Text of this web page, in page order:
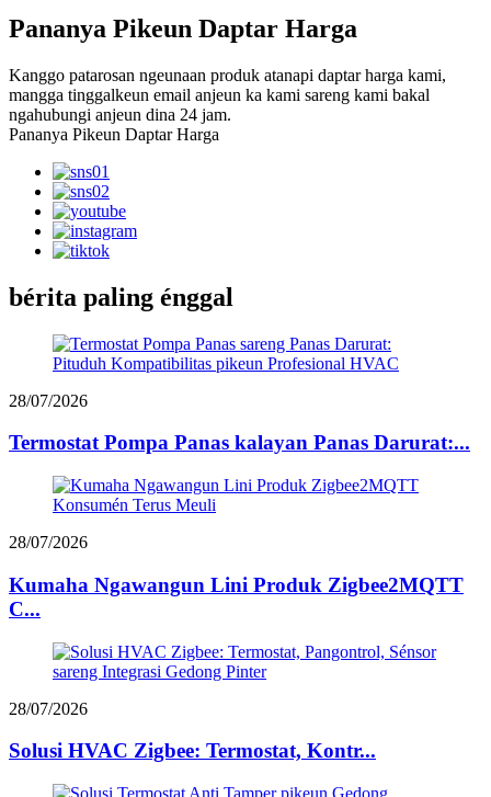
Pananya Pikeun Daptar Harga
Kanggo patarosan ngeunaan produk atanapi daptar harga kami,
mangga tinggalkeun email anjeun ka kami sareng kami bakal
ngahubungi anjeun dina 24 jam.
Pananya Pikeun Daptar Harga
bérita paling énggal
28/07/2026
Termostat Pompa Panas kalayan Panas Darurat:...
28/07/2026
Kumaha Ngawangun Lini Produk Zigbee2MQTT
C...
28/07/2026
Solusi HVAC Zigbee: Termostat, Kontr...